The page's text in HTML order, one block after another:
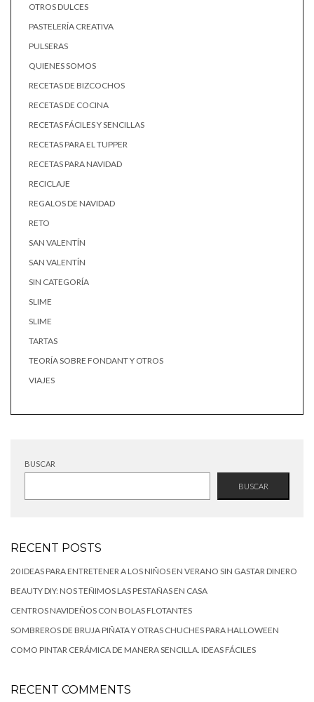
OTROS DULCES
PASTELERÍA CREATIVA
PULSERAS
QUIENES SOMOS
RECETAS DE BIZCOCHOS
RECETAS DE COCINA
RECETAS FÁCILES Y SENCILLAS
RECETAS PARA EL TUPPER
RECETAS PARA NAVIDAD
RECICLAJE
REGALOS DE NAVIDAD
RETO
SAN VALENTÍN
SAN VALENTÍN
SIN CATEGORÍA
SLIME
SLIME
TARTAS
TEORÍA SOBRE FONDANT Y OTROS
VIAJES
BUSCAR
BUSCAR
RECENT POSTS
20 IDEAS PARA ENTRETENER A LOS NIÑOS EN VERANO SIN GASTAR DINERO
BEAUTY DIY: NOS TEÑIMOS LAS PESTAÑAS EN CASA
CENTROS NAVIDEÑOS CON BOLAS FLOTANTES
SOMBREROS DE BRUJA PIÑATA Y OTRAS CHUCHES PARA HALLOWEEN
COMO PINTAR CERÁMICA DE MANERA SENCILLA. IDEAS FÁCILES
RECENT COMMENTS